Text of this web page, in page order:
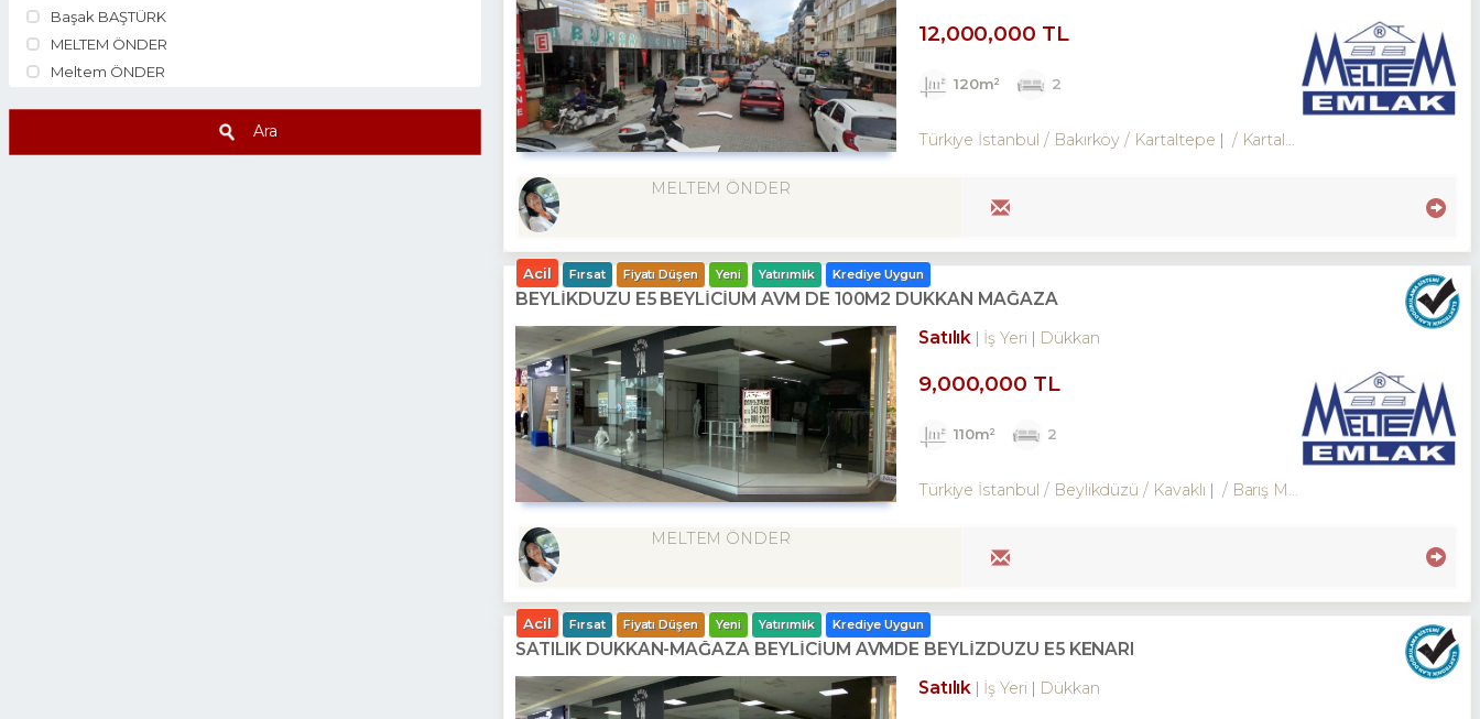
Başak BAŞTÜRK
MELTEM ÖNDER
Meltem ÖNDER
Ara
12,000,000 TL
120m² 2
Türkiye İstanbul / Bakırköy / Kartaltepe / Kartaltepe Mah.
MELTEM ÖNDER
Acil Fırsat Fiyatı Düşen Yeni Yatırımlık Krediye Uygun
BEYLİKDÜZÜ E5 BEYLİCİUM AVM DE 100M2 DÜKKAN MAĞAZA
Satılık
İş Yeri Dükkan
9,000,000 TL
110m² 2
Türkiye İstanbul / Beylikdüzü / Kavaklı / Barış Mah.
MELTEM ÖNDER
Acil Fırsat Fiyatı Düşen Yeni Yatırımlık Krediye Uygun
SATILIK DÜKKAN-MAĞAZA BEYLİCİUM AVMDE BEYLİZDÜZÜ E5 KENARI
Satılık
İş Yeri Dükkan